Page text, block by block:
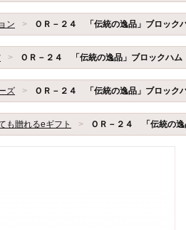
ン > ＯＲ－２４ 「伝統の逸品」ブロック
> ＯＲ－２４ 「伝統の逸品」ブロックハム
ズ > ＯＲ－２４ 「伝統の逸品」ブロック
も贈れるeギフト > ＯＲ－２４ 「伝統の逸